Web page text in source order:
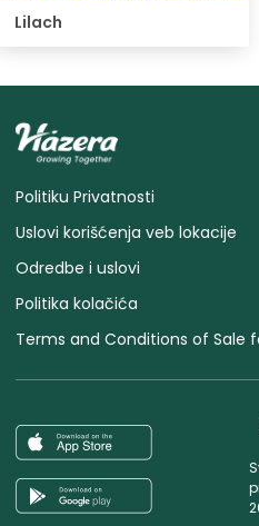
Lilach
Politiku Privatnosti
Uslovi korišćenja veb lokacije
Odredbe i uslovi
Politika kolačića
Terms and Conditions of Sale